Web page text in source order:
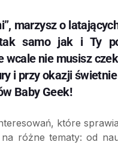
marzysz o
samo jak i Ty
wcale nie musisz
i przy okazji
Baby Geek!
które
różne tematy: od